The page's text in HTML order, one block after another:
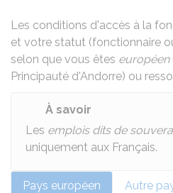
Les conditions d'accès à la
et votre statut (fonctionnaire
selon que vous êtes européen
Principauté d'Andorre) ou
À savoir
Les emplois dits de
uniquement aux Français.
Pays européen Autre